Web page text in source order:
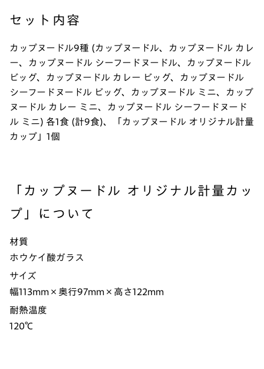
セット内容
カップヌードル9種 (カップヌードル、カップヌードル カレ
ー、カップヌードル シーフードヌードル、カップヌードル
ビッグ、カップヌードル カレー ビッグ、カップヌードル
シーフードヌードル ビッグ、カップヌードル ミニ、カップ
ヌードル カレー ミニ、カップヌードル シーフードヌード
ル ミニ) 各1食 (計9食)、「カップヌードル オリジナル計量
カップ」1個
「カップヌードル オリジナル計量カッ
プ」について
材質
ホウケイ酸ガラス
サイズ
幅113mm×奥行97mm×高さ122mm
耐熱温度
120℃